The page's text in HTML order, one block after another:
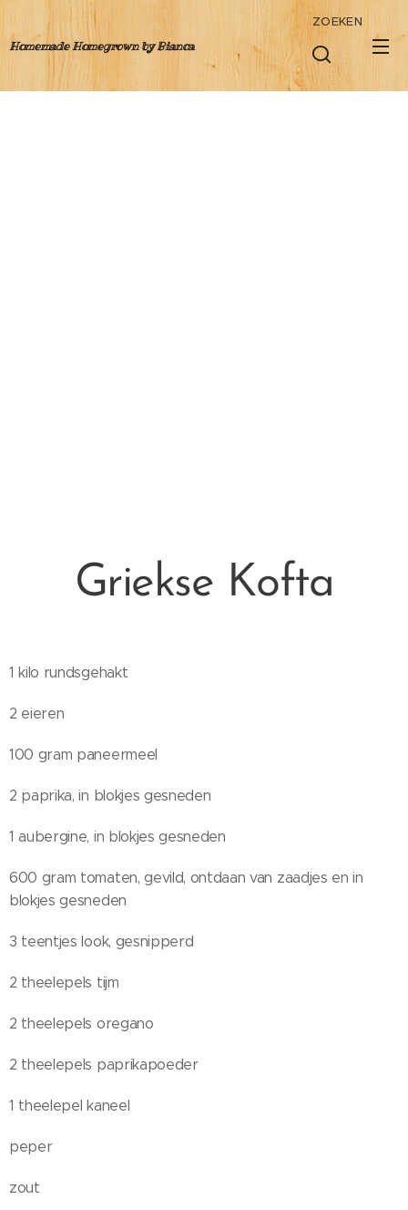
Homemade Homegrown by Bianca
ZOEKEN
Griekse Kofta
1 kilo rundsgehakt
2 eieren
100 gram paneermeel
2 paprika, in blokjes gesneden
1 aubergine, in blokjes gesneden
600 gram tomaten, gevild, ontdaan van zaadjes en in
blokjes gesneden
3 teentjes look, gesnipperd
2 theelepels tijm
2 theelepels oregano
2 theelepels paprikapoeder
1 theelepel kaneel
peper
zout